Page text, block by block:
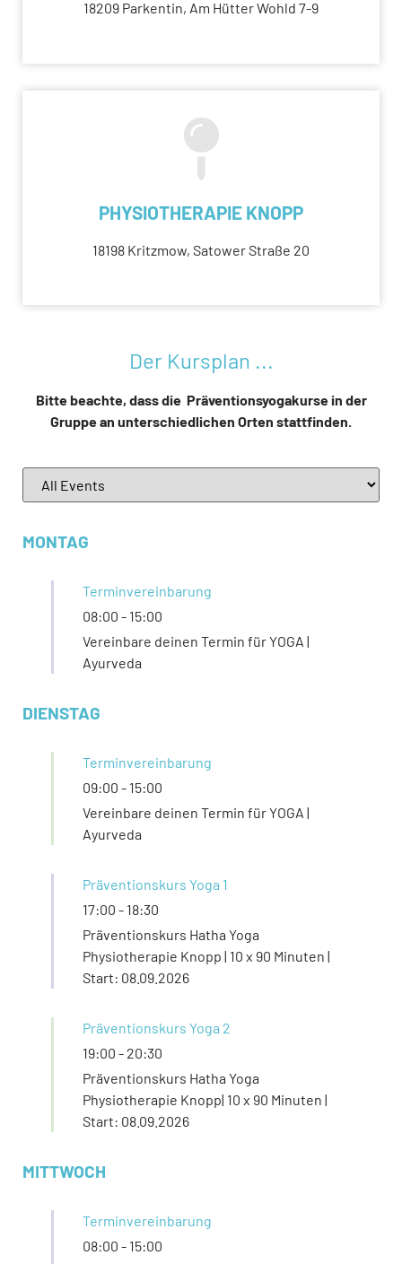
18209 Parkentin, Am Hütter Wohld 7-9
PHYSIOTHERAPIE KNOPP
18198 Kritzmow, Satower Straße 20
Der Kursplan ...
Bitte beachte, dass die Präventionsyogakurse in der
Gruppe an unterschiedlichen Orten stattfinden.
MONTAG
Terminvereinbarung
08:00 - 15:00
Vereinbare deinen Termin für YOGA |
Ayurveda
DIENSTAG
Terminvereinbarung
09:00 - 15:00
Vereinbare deinen Termin für YOGA |
Ayurveda
Präventionskurs Yoga 1
17:00 - 18:30
Präventionskurs Hatha Yoga
Physiotherapie Knopp | 10 x 90 Minuten |
Start: 08.09.2026
Präventionskurs Yoga 2
19:00 - 20:30
Präventionskurs Hatha Yoga
Physiotherapie Knopp| 10 x 90 Minuten |
Start: 08.09.2026
MITTWOCH
Terminvereinbarung
08:00 - 15:00